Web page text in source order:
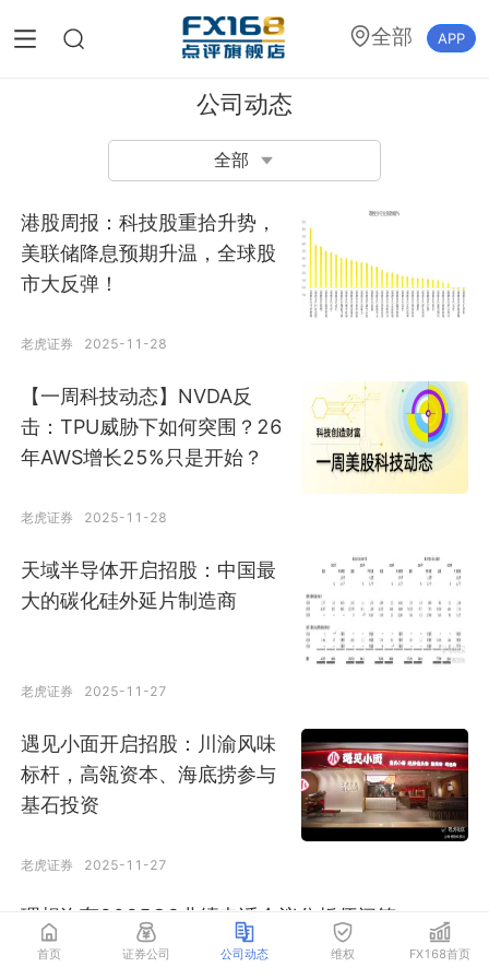
全部 APP
公司动态
全部
港股周报：科技股重拾升势，
美联储降息预期升温，全球股
市大反弹！
老虎证券 2025-11-28
【一周科技动态】NVDA反
击：TPU威胁下如何突围？26
年AWS增长25%只是开始？
老虎证券 2025-11-28
天域半导体开启招股：中国最
大的碳化硅外延片制造商
老虎证券 2025-11-27
遇见小面开启招股：川渝风味
标杆，高瓴资本、海底捞参与
基石投资
老虎证券 2025-11-27
理想汽车2025Q3业绩电话会议分析师问答
老虎证券 2025-11-27
首页 证券公司 公司动态 维权 FX168首页